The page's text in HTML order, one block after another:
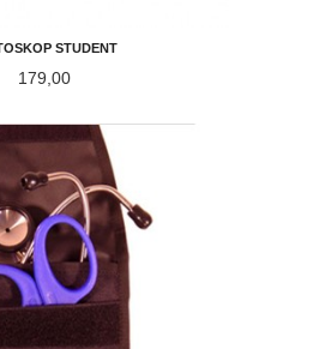
STUDENT
Pris
179,00